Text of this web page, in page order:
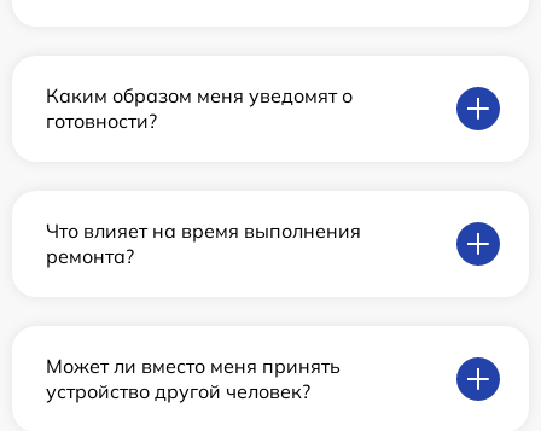
Каким образом меня уведомят о
готовности?
Что влияет на время выполнения
ремонта?
Может ли вместо меня принять
устройство другой человек?